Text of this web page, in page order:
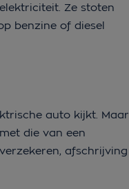
Ze stoten
benzine of diesel
auto kijkt. Maar
die van een
afschrijving